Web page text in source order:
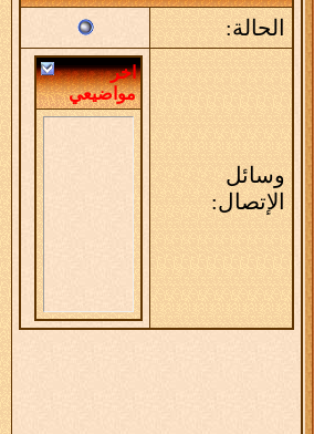
الحالة:
وسائل
الإتصال:
اخر
مواضيعي